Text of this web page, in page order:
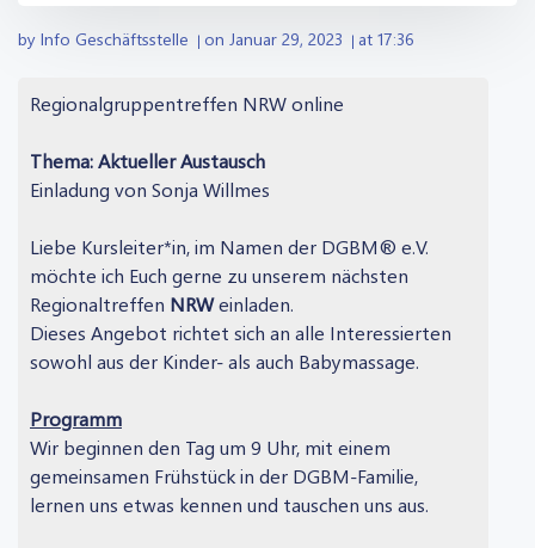
by Info Geschäftsstelle | on Januar 29, 2023 | at 17:36
Regionalgruppentreffen NRW online
Thema: Aktueller Austausch
Einladung von Sonja Willmes
Liebe Kursleiter*in, im Namen der DGBM® e.V.
möchte ich Euch gerne zu unserem nächsten
Regionaltreffen NRWeinladen.
Dieses Angebot richtet sich an alle Interessierten
sowohl aus der Kinder- als auch Babymassage.
Programm
Wir beginnen den Tag um 9 Uhr, mit einem
gemeinsamen Frühstück in der DGBM-Familie,
lernen uns etwas kennen und tauschen uns aus.